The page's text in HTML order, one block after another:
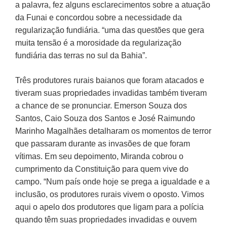
a palavra, fez alguns esclarecimentos sobre a atuação
da Funai e concordou sobre a necessidade da
regularização fundiária. “uma das questões que gera
muita tensão é a morosidade da regularização
fundiária das terras no sul da Bahia”.
Três produtores rurais baianos que foram atacados e
tiveram suas propriedades invadidas também tiveram
a chance de se pronunciar. Emerson Souza dos
Santos, Caio Souza dos Santos e José Raimundo
Marinho Magalhães detalharam os momentos de terror
que passaram durante as invasões de que foram
vítimas. Em seu depoimento, Miranda cobrou o
cumprimento da Constituição para quem vive do
campo. “Num país onde hoje se prega a igualdade e a
inclusão, os produtores rurais vivem o oposto. Vimos
aqui o apelo dos produtores que ligam para a polícia
quando têm suas propriedades invadidas e ouvem